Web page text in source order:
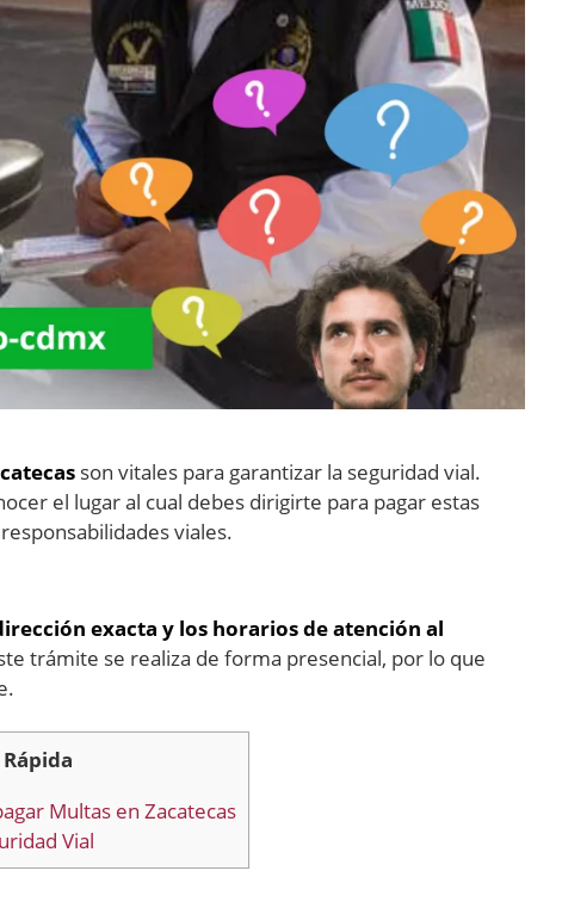
son vitales para garantizar la seguridad vial.
el lugar al cual debes dirigirte para pagar estas
viales.
exacta y los horarios de atención al
trámite se realiza de forma presencial, por lo que
Multas en Zacatecas
Vial